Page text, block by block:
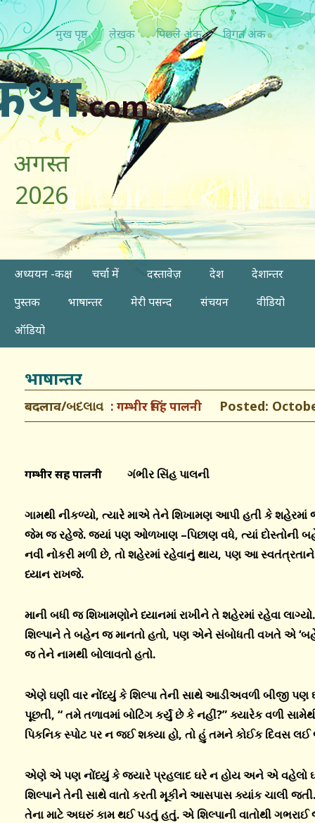
मुख पृष्ठ लेखक पिछ्ले अंक विगत अंक
.com
अगस्त
2026
अध्ययन -कक्ष चर्चा में दस्तावेज़ देश
देशान्तर
पुस्तक
भाषान्तर मेरी पसन्द संचयन
वीडियो
ऑडियो
भाषान्तर
बदलाव/બદલાવ गम्भीर सिंह पालनी Posted:
गम्भीर सिंह पालनी ગંભીર સિંહ પાલની
ગામથી નીકળ્યો, ત્યારે માએ તેને શિખામણ આપી હતી કે
જેમ જ રહેજે.જ્યાં પણ ઓળખાણ –પિછાણ વધે, ત્યાં દોસ્તોની
નવી નોકરી મળી છે, તો શહેરમાં રહેવાનું થાય, પણ આ સ્વતંત્રતાને
ધ્યાન રાખજે.
માની બધી જ શિખામણોને ધ્યાનમાં રાખીને તે શહેરમાં રહેવા
શિલ્પાને તે બહેન જ માનતો હતો, પણ એને સંબોધતી વખતે એ‘
જ તેને નામથી બોલાવતો હતો.
એણે ઘણી વાર નોંધ્યું કે શિલ્પા તેની સાથે આડીઅવળી બીજી પણ
પૂછતી, “ તમે તળાવમાં બોટિંગ કર્યું છે કે નહીં?”ક્યારેક વળી
પિકનિક સ્પોટ પર ન જઈ શક્યા હો, તો હું તમને કોઈક દિવસ
એણે એ પણ નોંધ્યું કે જ્યારે પ્રહલાદ ઘરે ન હોય અને એ વહેલો
શિલ્પાને તેની સાથે વાતો કરતી મૂકીને આસપાસ ક્યાંક ચાલી
તેના માટે અઘરું કામ થઈ પડતું હતું. એ શિલ્પાની વાતોથી ગભરાઈ